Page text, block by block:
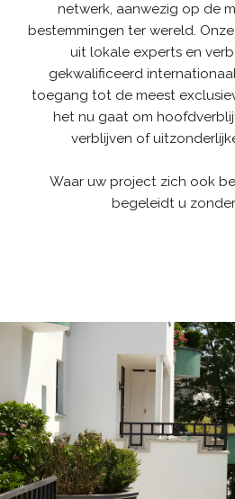
netwerk, aanwezig op de
bestemmingen ter wereld.
uit lokale experts en
gekwalificeerd
toegang tot de meest
het nu gaat om
verblijven of
Waar uw project zich ook
begeleidt u